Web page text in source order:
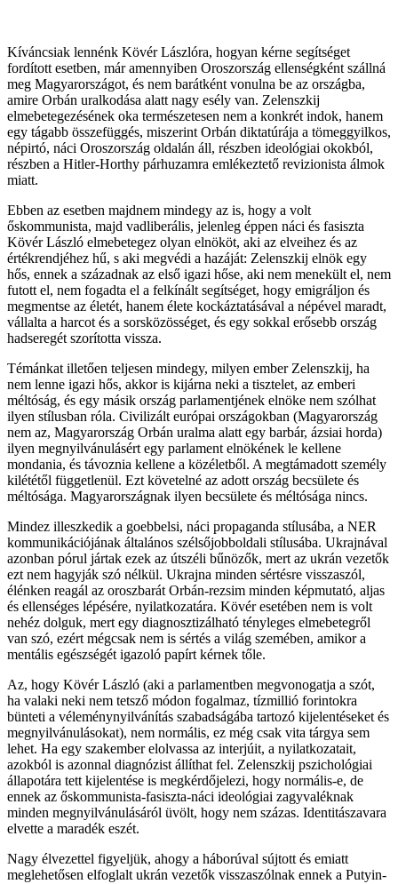
Kíváncsiak lennénk Kövér Lászlóra, hogyan kérne segítséget
fordított esetben, már amennyiben Oroszország ellenségként szállná
meg Magyarországot, és nem barátként vonulna be az országba,
amire Orbán uralkodása alatt nagy esély van. Zelenszkij
elmebetegezésének oka természetesen nem a konkrét indok, hanem
egy tágabb összefüggés, miszerint Orbán diktatúrája a tömeggyilkos,
népirtó, náci Oroszország oldalán áll, részben ideológiai okokból,
részben a Hitler-Horthy párhuzamra emlékeztető revizionista álmok
miatt.
Ebben az esetben majdnem mindegy az is, hogy a volt
őskommunista, majd vadliberális, jelenleg éppen náci és fasiszta
Kövér László elmebetegez olyan elnököt, aki az elveihez és az
értékrendjéhez hű, s aki megvédi a hazáját: Zelenszkij elnök egy
hős, ennek a századnak az első igazi hőse, aki nem menekült el, nem
futott el, nem fogadta el a felkínált segítséget, hogy emigráljon és
megmentse az életét, hanem élete kockáztatásával a népével maradt,
vállalta a harcot és a sorsközösséget, és egy sokkal erősebb ország
hadseregét szorította vissza.
Témánkat illetően teljesen mindegy, milyen ember Zelenszkij, ha
nem lenne igazi hős, akkor is kijárna neki a tisztelet, az emberi
méltóság, és egy másik ország parlamentjének elnöke nem szólhat
ilyen stílusban róla. Civilizált európai országokban (Magyarország
nem az, Magyarország Orbán uralma alatt egy barbár, ázsiai horda)
ilyen megnyilvánulásért egy parlament elnökének le kellene
mondania, és távoznia kellene a közéletből. A megtámadott személy
kilététől függetlenül. Ezt követelné az adott ország becsülete és
méltósága. Magyarországnak ilyen becsülete és méltósága nincs.
Mindez illeszkedik a goebbelsi, náci propaganda stílusába, a NER
kommunikációjának általános szélsőjobboldali stílusába. Ukrajnával
azonban pórul jártak ezek az útszéli bűnözők, mert az ukrán vezetők
ezt nem hagyják szó nélkül. Ukrajna minden sértésre visszaszól,
élénken reagál az oroszbarát Orbán-rezsim minden képmutató, aljas
és ellenséges lépésére, nyilatkozatára. Kövér esetében nem is volt
nehéz dolguk, mert egy diagnosztizálható tényleges elmebetegről
van szó, ezért mégcsak nem is sértés a világ szemében, amikor a
mentális egészségét igazoló papírt kérnek tőle.
Az, hogy Kövér László (aki a parlamentben megvonogatja a szót,
ha valaki neki nem tetsző módon fogalmaz, tízmillió forintokra
bünteti a véleménynyilvánítás szabadságába tartozó kijelentéseket és
megnyilvánulásokat), nem normális, ez még csak vita tárgya sem
lehet. Ha egy szakember elolvassa az interjúit, a nyilatkozatait,
azokból is azonnal diagnózist állíthat fel. Zelenszkij pszichológiai
állapotára tett kijelentése is megkérdőjelezi, hogy normális-e, de
ennek az őskommunista-fasiszta-náci ideológiai zagyvaléknak
minden megnyilvánulásáról üvölt, hogy nem százas. Identitászavara
elvette a maradék eszét.
Nagy élvezettel figyeljük, ahogy a háborúval sújtott és emiatt
meglehetősen elfoglalt ukrán vezetők visszaszólnak ennek a Putyin-